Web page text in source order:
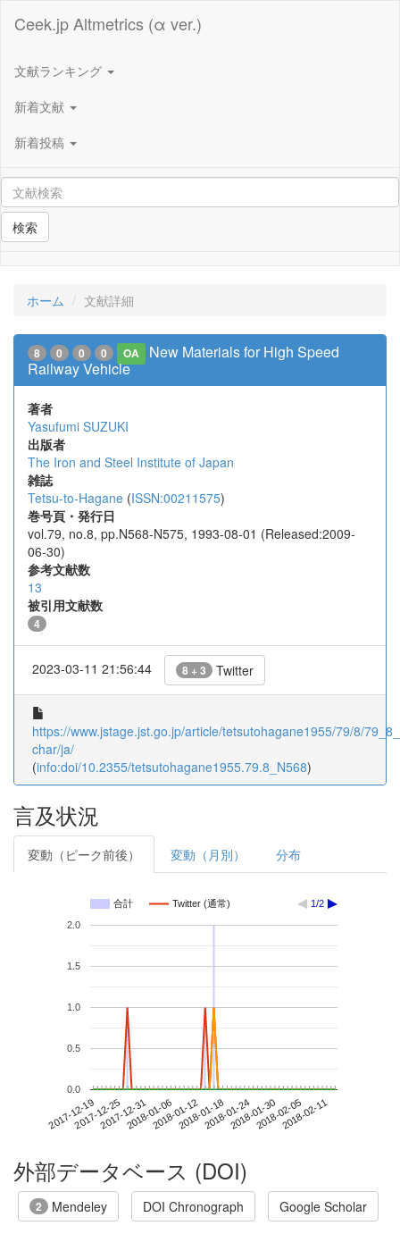
Ceek.jp Altmetrics (α ver.)
文献ランキング
新着文献
新着投稿
検索
ホーム 文献詳細
8 0 0 0 OA
New Materials for High Speed
Railway Vehicle
著者
Yasufumi SUZUKI
出版者
The Iron and Steel Institute of Japan
雑誌
Tetsu-to-Hagane (ISSN:00211575)
巻号頁・発行日
vol.79, no.8, pp.N568-N575, 1993-08-01 (Released:2009-
06-30)
参考文献数
13
被引用文献数
4
2023-03-11 21:56:44 8 + 3 Twitter
https://www.jstage.jst.go.jp/article/tetsutohagane1955/79/8/
char/ja/
(info:doi/10.2355/tetsutohagane1955.79.8_N568)
言及状況
変動（ピーク前後） 変動（月別） 分布
合計 Twitter (通常) 1/2
2017-12-192017-12-252017-12-312018-01-062018-01-122018-01-182018-01-242018-01-302018-02-052018-02-11
0.0
0.5
1.0
1.5
2.0
外部データベース (DOI)
2 Mendeley DOI Chronograph Google Scholar